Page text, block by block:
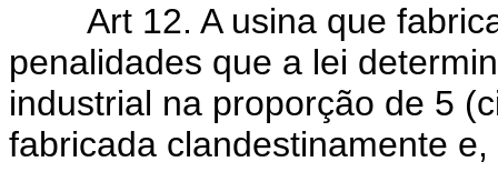
Art 12. A usina que
penalidades que a lei
industrial na proporção de 5
fabricada clandestinamente